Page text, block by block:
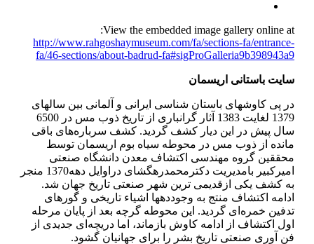
View the embedded image gallery online at:
http://www.rahgoshaymuseum.com/fa/sections-fa/entrance-
fa/46-sections/about-badrud-fa#sigProGalleria9b398943a9
سایت باستانی اریسمان
در پی كاوشهای باستان شناسی ایرانی و آلمانی بین سالهای
1379 لغایت 1383 آثار گرانباری از تاریخ ذوب مس در 6500
سال پیش در این دیار كشف گردید. کشف سرباره‌های باقی
مانده از ذوب مس در محوطه سیاه بوم اریسمان توسط
محققین گروه مهندسی اکتشاف معدن دانشگاه صنعتی
امیرکبیر بامدیریت دکترمحمدرهگشای دراوایل دهه1370 منجر
به كشف یکی ازقدیمی ترین شهر صنعتی تاریخ جهان شد.
ادامه اكتشاف منتج به وجوددهها اشیاء تاریخی و گورهای
تدفین خمره‌ای گردید. این محوطه گرچه بعد از پایان مرحله
اول اكتشاف از ادامه کاوش بازماند، اما دریچه‌ای جدیدی از
فن آوری صنعتی تاریخ بشر را برای جهانیان گشود.